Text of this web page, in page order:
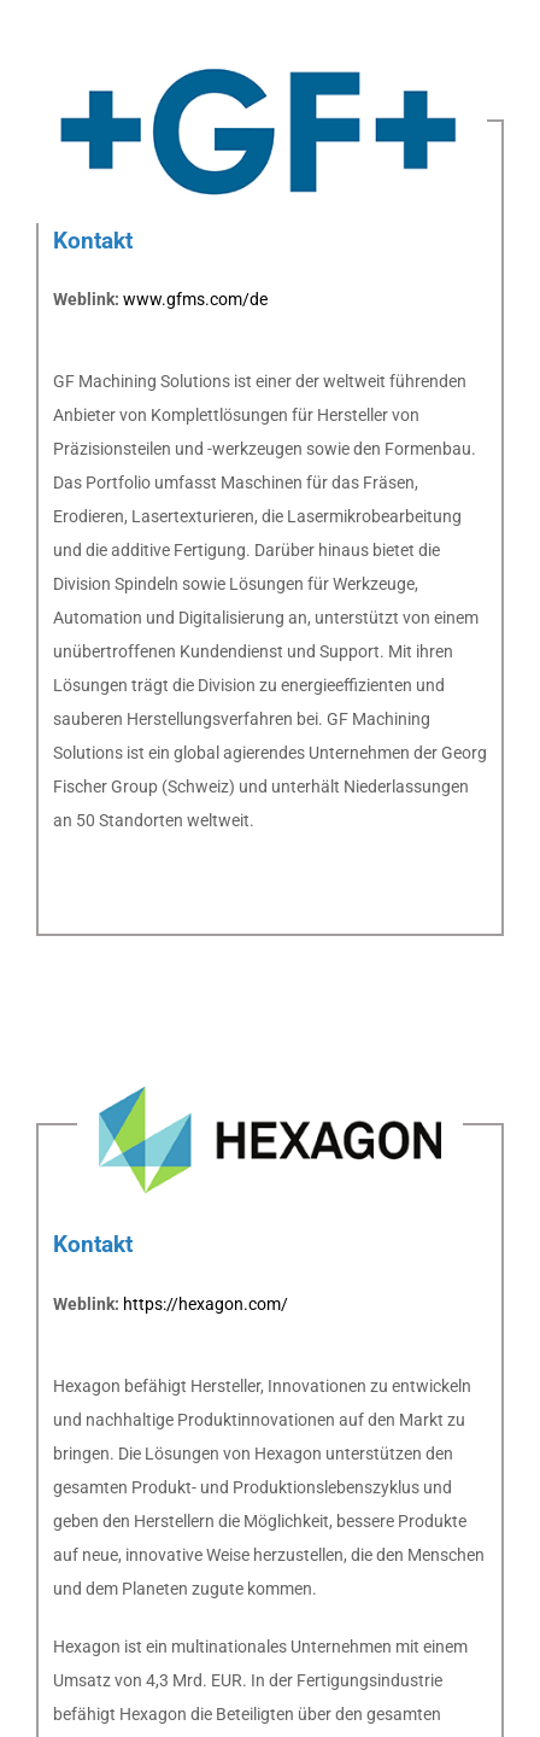
Kontakt
Weblink: www.gfms.com/de
GF Machining Solutions ist einer der weltweit führenden
Anbieter von Komplettlösungen für Hersteller von
Präzisionsteilen und -werkzeugen sowie den Formenbau.
Das Portfolio umfasst Maschinen für das Fräsen,
Erodieren, Lasertexturieren, die Lasermikrobearbeitung
und die additive Fertigung. Darüber hinaus bietet die
Division Spindeln sowie Lösungen für Werkzeuge,
Automation und Digitalisierung an, unterstützt von einem
unübertroffenen Kundendienst und Support. Mit ihren
Lösungen trägt die Division zu energieeffizienten und
sauberen Herstellungsverfahren bei. GF Machining
Solutions ist ein global agierendes Unternehmen der Georg
Fischer Group (Schweiz) und unterhält Niederlassungen
an 50 Standorten weltweit.
Kontakt
Weblink: https://hexagon.com/
Hexagon befähigt Hersteller, Innovationen zu entwickeln
und nachhaltige Produktinnovationen auf den Markt zu
bringen. Die Lösungen von Hexagon unterstützen den
gesamten Produkt- und Produktionslebenszyklus und
geben den Herstellern die Möglichkeit, bessere Produkte
auf neue, innovative Weise herzustellen, die den Menschen
und dem Planeten zugute kommen.
Hexagon ist ein multinationales Unternehmen mit einem
Umsatz von 4,3 Mrd. EUR. In der Fertigungsindustrie
befähigt Hexagon die Beteiligten über den gesamten